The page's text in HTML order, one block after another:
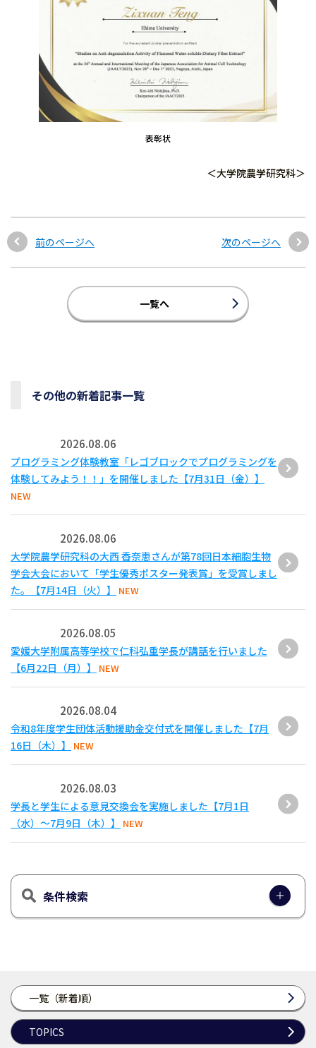
一覧（新着順）
TOPICS
表彰状
＜大学院農学研究科＞
前のページへ 次のページへ
一覧へ
その他の新着記事一覧
2026.08.06
プログラミング体験教室「レゴブロックでプログラミングを
体験してみよう！！」を開催しました【7月31日（金）】
NEW
2026.08.06
大学院農学研究科の大西 香奈恵さんが第78回日本細胞生物
学会大会において「学生優秀ポスター発表賞」を受賞しまし
た。【7月14日（火）】
NEW
2026.08.05
愛媛大学附属高等学校で仁科弘重学長が講話を行いました
【6月22日（月）】
NEW
2026.08.04
令和8年度学生団体活動援助金交付式を開催しました【7月
16日（木）】
NEW
2026.08.03
学長と学生による意見交換会を実施しました【7月1日
（水）～7月9日（木）】
NEW
条件検索